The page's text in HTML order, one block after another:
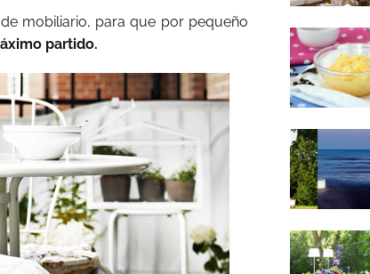
mobiliario, para que por pequeño
partido.